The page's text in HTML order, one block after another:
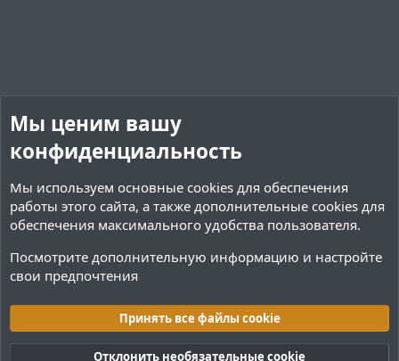
сы
й
о
л
о
с
о
л
о
с
Cookies Тёмная (2020)
Русский (RU)
Обратная связь
Условия и правила
Мы ценим вашу
конфиденциальность
Мы используем основные cookies для обеспечения
работы этого сайта, а также дополнительные cookies для
обеспечения максимального удобства пользователя.
Посмотрите дополнительную информацию и настройте
свои предпочтения
Принять все файлы cookie
Отклонить необязательные cookie